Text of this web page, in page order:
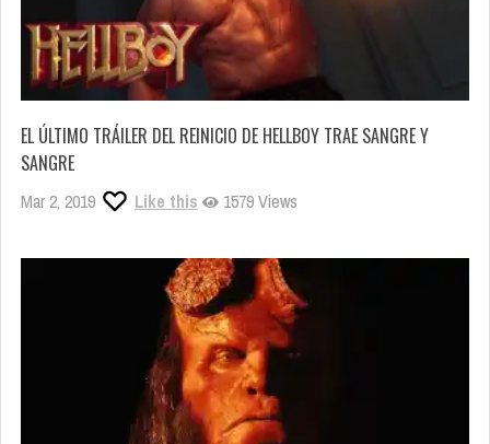
EL ÚLTIMO TRÁILER DEL REINICIO DE HELLBOY TRAE SANGRE Y
SANGRE
Mar 2, 2019 Like this 1579 Views